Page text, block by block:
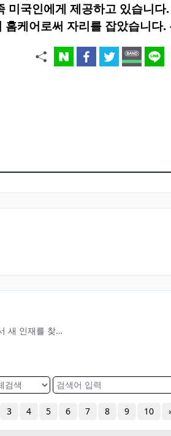
미국인에게 제공하고 있습니
케어로써 자리를 잡았습니다.
유니뱅크 (UniBank) – 린우드, 페더럴웨이, 타코마 지점에서 새 인재를 찾습니다.
3 4 5 6 7 8 9 10